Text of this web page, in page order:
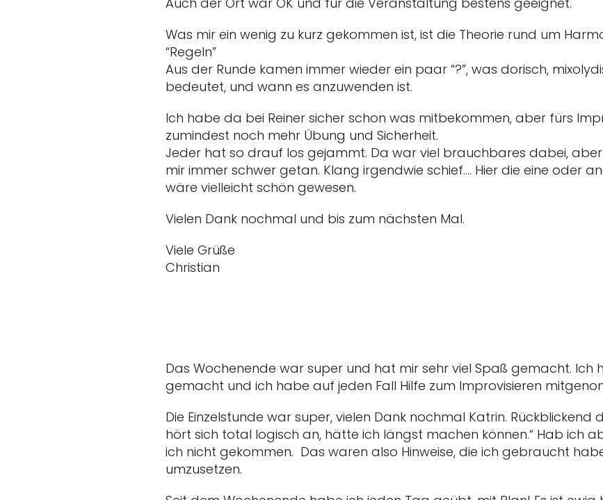
Was mir ein wenig zu kurz gekommen ist, ist die Theorie rund um
“Regeln”
Aus der Runde kamen immer wieder ein paar “?”, was dorisch,
bedeutet, und wann es anzuwenden ist.
Ich habe da bei Reiner sicher schon was mitbekommen, aber fürs
zumindest noch mehr Übung und Sicherheit.
Jeder hat so drauf los gejammt. Da war viel brauchbares dabei, aber
mir immer schwer getan. Klang irgendwie schief…. Hier die eine oder
wäre vielleicht schön gewesen.
Vielen Dank nochmal und bis zum nächsten Mal.
Viele Grüße
Christian
Das Wochenende war super und hat mir sehr viel Spaß gemacht. Ich
gemacht und ich habe auf jeden Fall Hilfe zum Improvisieren
Die Einzelstunde war super, vielen Dank nochmal Katrin. Rückblickend
hört sich total logisch an, hätte ich längst machen können.“ Hab ich
ich nicht gekommen. Das waren also Hinweise, die ich gebraucht
umzusetzen.